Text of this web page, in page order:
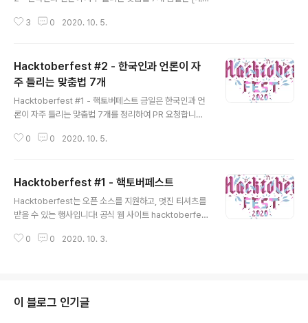
미리보는 중학 국어 문법) 에 정리된 내용을 PR 을 보내려
법은 표준어를 소리대로 적되, 어법에 맞도록 함을 원칙으
로 한다. 한글 맞춤법 총칙 제2항 문장의 각 단어는 띄어 씀
을 원칙으로 한다. 틀리기 쉬운 맞춤법과 표준어에 주의하
여 알맞은 단어 고르기. 문장 틀리기 쉬운 표현 옳은 표현 *
설날을 맞아 (해돋이/ 해도지) 를 보기 위해 많은 사람이 모
였다. 해도지 해돋이 * 감미로운 (선율/ 선률) ..
3 0 2020. 10. 5.
Hacktoberfest #2 - 한국인과 언론이 자
주 틀리는 맞춤법 7개
Hacktoberfest #1 - 핵토버페스트 금일은 한국인과 언
론이 자주 틀리는 맞춤법 7개를 정리하여 PR 요청합니다.
내역은 아래와 같습니다. 안 된다(O) / 않된다(X) 많은 사
하’로 바꿔보세요. 어떤 것이 자연스러운지 살펴보고 쓰면
됩니다. 그건 말이 안 된다. -> 그건 말이 아니 된다. (O) 그
건 말이 않된다. -> 그건 말이 아니하된다. (X) 자신감을 잃
-> 자신감을 잃지 아니하되 (O) 돼었다(X) / 되었다(O)
0 0 2020. 10. 5.
Hacktoberfest #1 - 핵토버페스트
Hacktoberfest는 오픈 소스를 지원하고, 멋진 티셔츠를
받을 수 있는 행사입니다! 공식 웹 사이트 hacktoberfes
y DigitalOcean Open source is changing the wo
korean fan page of Hacktoberfest www.hacktob
erfestkorea.com
0 0 2020. 10. 3.
이 블로그 인기글